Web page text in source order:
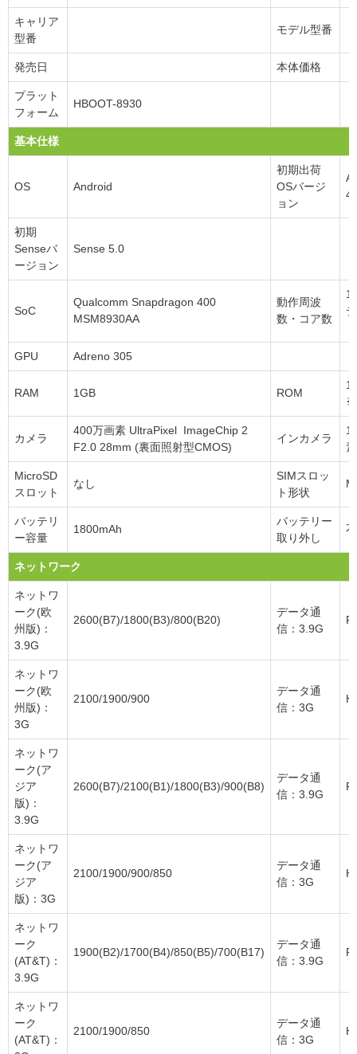
キャリア
型番
モデル型番
発売日 本体価格
プラット
フォーム
HBOOT-8930
基本仕様
OS Android
初期出荷
OSバージ
ョン
初期
Senseバ
ージョン
Sense 5.0
SoC
Qualcomm Snapdragon 400
MSM8930AA
動作周波
数・コア数
GPU Adreno 305
RAM 1GB ROM
カメラ
400万画素 UltraPixel ImageChip 2
F2.0 28mm (裏面照射型CMOS)
インカメラ
素
MicroSD
スロット
なし
SIMスロッ
ト形状
バッテリ
ー容量
1800mAh
バッテリー
取り外し
ネットワーク
ネットワ
ーク(欧
州版)：
3.9G
2600(B7)/1800(B3)/800(B20)
データ通
信：3.9G
ネットワ
ーク(欧
州版)：
3G
2100/1900/900
データ通
信：3G
ネットワ
ーク(ア
ジア
版)：
3.9G
2600(B7)/2100(B1)/1800(B3)/900(B8)
データ通
信：3.9G
ネットワ
ーク(ア
ジア
版)：3G
2100/1900/900/850
データ通
信：3G
ネットワ
ーク
(AT&T)：
3.9G
1900(B2)/1700(B4)/850(B5)/700(B17)
データ通
信：3.9G
ネットワ
ーク
(AT&T)：
2100/1900/850
データ通
信：3G